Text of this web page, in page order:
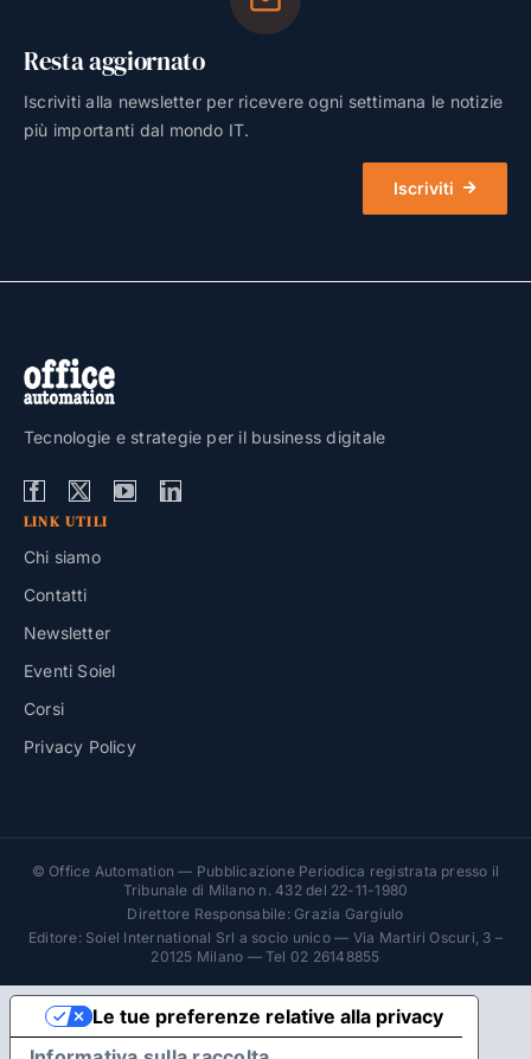
Resta aggiornato
Iscriviti alla newsletter per ricevere ogni settimana le notizie
più importanti dal mondo IT.
Iscriviti
Tecnologie e strategie per il business digitale
LINK UTILI
Chi siamo
Contatti
Newsletter
Eventi Soiel
Corsi
Privacy Policy
© Office Automation — Pubblicazione Periodica registrata presso il
Tribunale di Milano n. 432 del 22-11-1980
Direttore Responsabile: Grazia Gargiulo
Editore: Soiel International Srl a socio unico — Via Martiri Oscuri, 3 –
20125 Milano — Tel 02 26148855
Le tue preferenze relative alla privacy